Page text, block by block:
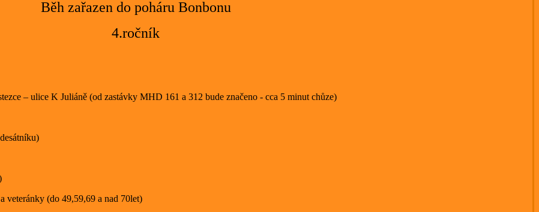
Běh zařazen do poháru Bonbonu
4.ročník
– ulice K Juliáně (od zastávky MHD 161 a 312 bude značeno - cca 5 minut chůze)
veteránky (do 49,59,69 a nad 70let)